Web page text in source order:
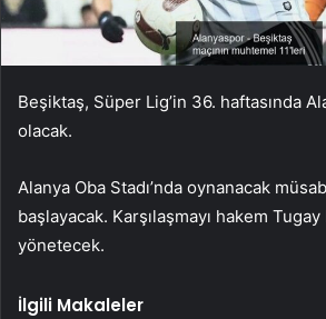
Beşiktaş, Süper Lig’in 36. haftasında
olacak.
Alanya Oba Stadı’nda oynanacak
başlayacak. Karşılaşmayı hakem
yönetecek.
İlgili Makaleler